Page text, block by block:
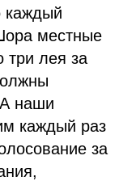
каждый
местные
три лея за
А наши
каждый раз
за